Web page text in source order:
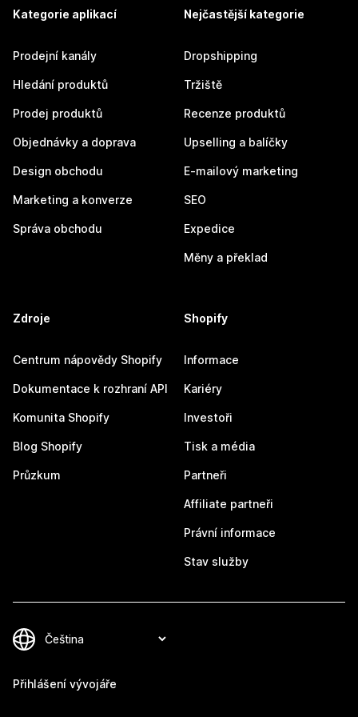
Kategorie aplikací
Prodejní kanály
Hledání produktů
Prodej produktů
Objednávky a doprava
Design obchodu
Marketing a konverze
Správa obchodu
Nejčastější kategorie
Dropshipping
Tržiště
Recenze produktů
Upselling a balíčky
E-mailový marketing
SEO
Expedice
Měny a překlad
Zdroje
Centrum nápovědy Shopify
Dokumentace k rozhraní API
Komunita Shopify
Blog Shopify
Průzkum
Shopify
Informace
Kariéry
Investoři
Tisk a média
Partneři
Affiliate partneři
Právní informace
Stav služby
Přihlášení vývojáře